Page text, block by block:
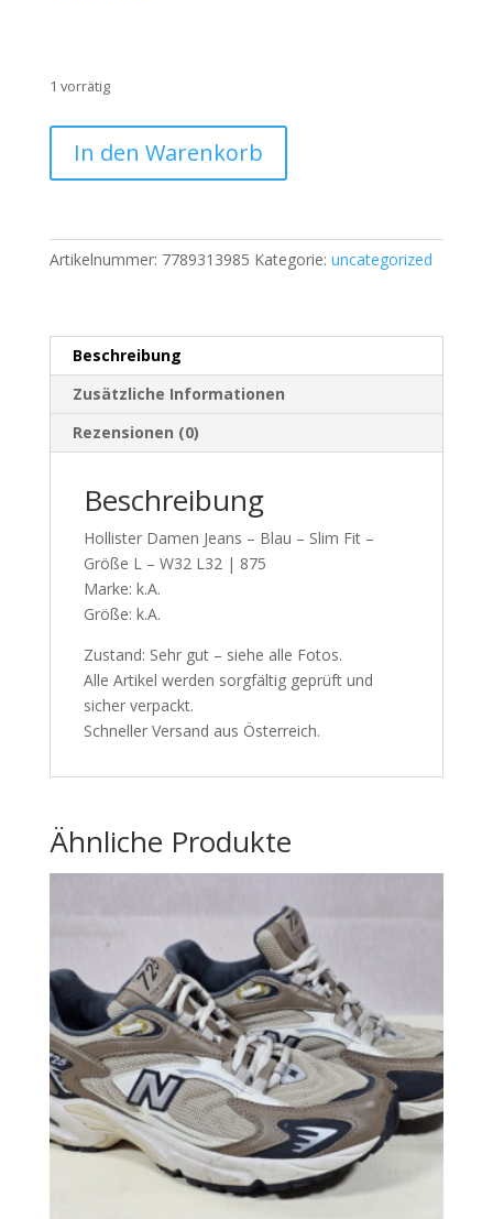
1 vorrätig
Damen
Jeans
Blau
–
–
Größe
–
W32
Menge
In den Warenkorb
Artikelnummer: 7789313985 Kategorie: uncategorized
Beschreibung
Zusätzliche Informationen
Rezensionen (0)
Beschreibung
Hollister Damen Jeans – Blau – Slim Fit –
Größe L – W32 L32 | 875
Marke: k.A.
Größe: k.A.
Zustand: Sehr gut – siehe alle Fotos.
Alle Artikel werden sorgfältig geprüft und
sicher verpackt.
Schneller Versand aus Österreich.
Ähnliche Produkte